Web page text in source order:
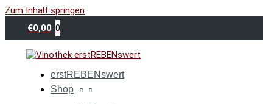
Zum Inhalt springen
€0,00 0
erstREBENswert
Shop